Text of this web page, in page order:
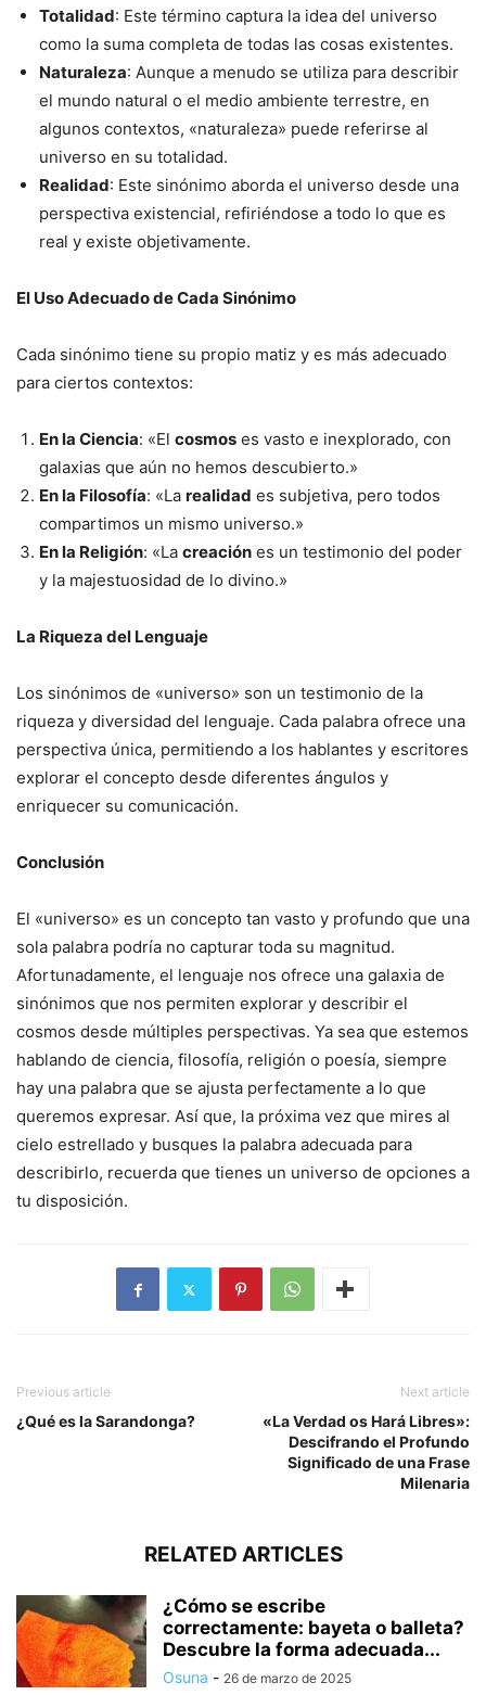
Totalidad: Este término captura la idea del universo
como la suma completa de todas las cosas existentes.
Naturaleza: Aunque a menudo se utiliza para describir
el mundo natural o el medio ambiente terrestre, en
algunos contextos, «naturaleza» puede referirse al
universo en su totalidad.
Realidad: Este sinónimo aborda el universo desde una
perspectiva existencial, refiriéndose a todo lo que es
real y existe objetivamente.
El Uso Adecuado de Cada Sinónimo
Cada sinónimo tiene su propio matiz y es más adecuado
para ciertos contextos:
En la Ciencia: «El cosmos es vasto e inexplorado, con
galaxias que aún no hemos descubierto.»
En la Filosofía: «La realidad es subjetiva, pero todos
compartimos un mismo universo.»
En la Religión: «La creación es un testimonio del poder
y la majestuosidad de lo divino.»
La Riqueza del Lenguaje
Los sinónimos de «universo» son un testimonio de la
riqueza y diversidad del lenguaje. Cada palabra ofrece una
perspectiva única, permitiendo a los hablantes y escritores
explorar el concepto desde diferentes ángulos y
enriquecer su comunicación.
Conclusión
El «universo» es un concepto tan vasto y profundo que una
sola palabra podría no capturar toda su magnitud.
Afortunadamente, el lenguaje nos ofrece una galaxia de
sinónimos que nos permiten explorar y describir el
cosmos desde múltiples perspectivas. Ya sea que estemos
hablando de ciencia, filosofía, religión o poesía, siempre
hay una palabra que se ajusta perfectamente a lo que
queremos expresar. Así que, la próxima vez que mires al
cielo estrellado y busques la palabra adecuada para
describirlo, recuerda que tienes un universo de opciones a
tu disposición.
Previous article
¿Qué es la Sarandonga?
Next article
«La Verdad os Hará Libres»:
Descifrando el Profundo
Significado de una Frase
Milenaria
RELATED ARTICLES
¿Cómo se escribe
correctamente: bayeta o balleta?
Descubre la forma adecuada...
Osuna - 26 de marzo de 2025